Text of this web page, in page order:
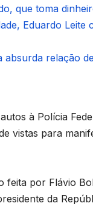
que toma
Eduardo
relação
à Polícia
vistas para
por Flávio
da